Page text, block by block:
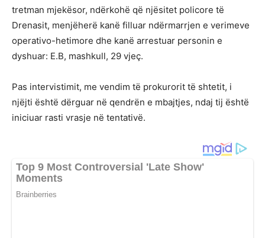
tretman mjekësor, ndërkohë që njësitet policore të
Drenasit, menjëherë kanë filluar ndërmarrjen e verimeve
operativo-hetimore dhe kanë arrestuar personin e
dyshuar: E.B, mashkull, 29 vjeç.
Pas intervistimit, me vendim të prokurorit të shtetit, i
njëjti është dërguar në qendrën e mbajtjes, ndaj tij është
iniciuar rasti vrasje në tentativë.